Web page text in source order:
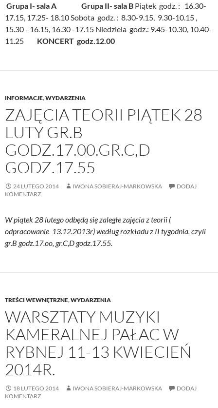
Grupa I- sala A Grupa II- sala B Piątek godz. : 16.30-
17.15, 17.25- 18.10 Sobota godz. : 8.30-9.15, 9.30-10.15 ,
15.30 - 16.15, 16.30 -17.15 Niedziela godz.: 9.45-10.30, 10.40-
11.25 KONCERT godz.12.00
INFORMACJE,WYDARZENIA
ZAJĘCIA TEORII PIĄTEK 28
LUTY GR.B
GODZ.17.00.GR.C,D
GODZ.17.55
24 LUTEGO 2014 IWONA SOBIERAJ-MARKOWSKA
DODAJ
KOMENTARZ
W piątek 28 lutego odbędą się zaległe zajęcia z teorii (
odpracowanie 13.12.2013r) według rozkładu z II tygodnia, czyli
gr.B godz.17.oo, gr.C,D godz.17.55.
TREŚCI WEWNĘTRZNE,WYDARZENIA
WARSZTATY MUZYKI
KAMERALNEJ PAŁAC W
RYBNEJ 11-13 KWIECIEŃ
2014R.
18 LUTEGO 2014 IWONA SOBIERAJ-MARKOWSKA
DODAJ
KOMENTARZ